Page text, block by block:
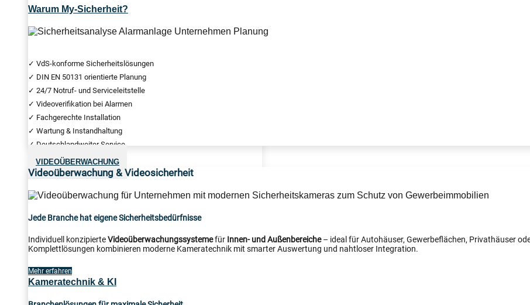
Warum My-Sicherheit?
✓ VdS-konforme Sicherheitslösungen
✓ DIN EN 50131 orientierte Planung
✓ 24/7 Notruf- und Serviceleitstelle
✓ Videoverifikation bei Alarmen
✓ Fachgerechte Installation
✓ Wartung & Instandhaltung
✓ Deutschlandweiter Service
VIDEOÜBERWACHUNG
Videoüberwachung & Videosicherheit
Jede Branche hat eigene Sicherheitsbedürfnisse
Individuell konzipierteVideoüberwachungssystemefür Innen- und Außenbereiche– ideal für Autohäuser, Gewerbeflächen, Privathäuser
Komplettlösungen kombinieren moderne Kameratechnik mit smarter Auswertung und nahtloser Integration.
Mehr erfahren
Kameratechnik & KI